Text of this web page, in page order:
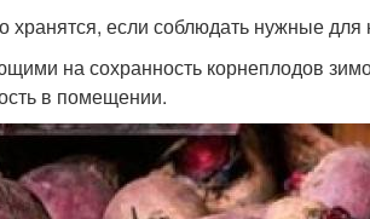
если соблюдать нужные для
на сохранность корнеплодов
в помещении.